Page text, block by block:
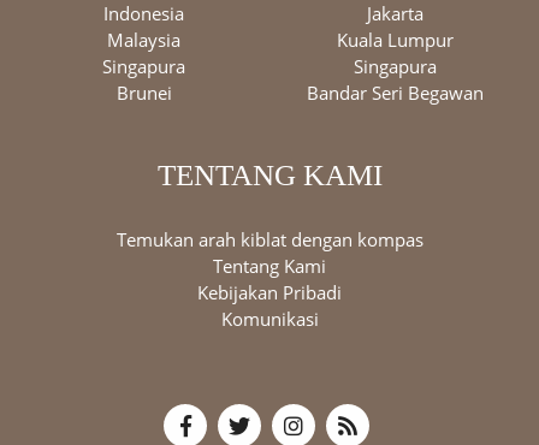
Indonesia
Malaysia
Singapura
Brunei
Jakarta
Kuala Lumpur
Singapura
Bandar Seri Begawan
TENTANG KAMI
Temukan arah kiblat dengan kompas
Tentang Kami
Kebijakan Pribadi
Komunikasi